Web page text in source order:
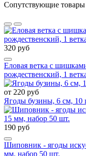
Сопутствующие товары
320 руб
Еловая ветка с
рождественский, 1
от 220 руб
Ягоды бузины, 6 см, 10
190 руб
Шиповник - ягоды
мм, набор 50 шт.